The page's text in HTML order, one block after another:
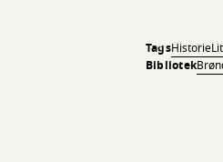
TagsHistorie
Bibliotek